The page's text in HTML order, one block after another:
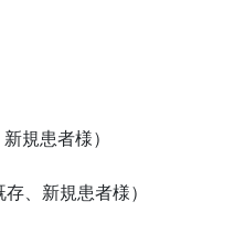
規患者様）
新規患者様）